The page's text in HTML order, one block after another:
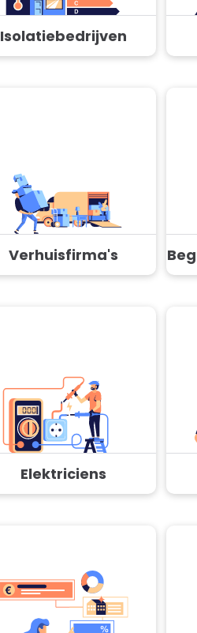
Isolatiebedrijven
Verhuisfirma's
Elektriciens